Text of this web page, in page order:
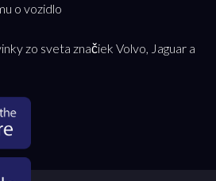
o vozidlo
zo sveta značiek Volvo, Jaguar a